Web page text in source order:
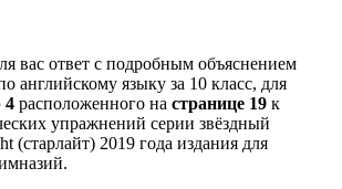
вас ответ c подробным объяснением
английскому языку за 10 класс, для
4 расположенного на странице 19 к
упражнений серии звёздный
(старлайт) 2019 года издания для